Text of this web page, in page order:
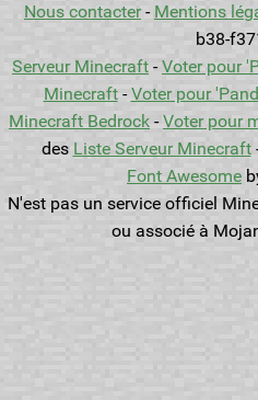
Nous contacter- Mentions
b38-
Serveur Minecraft -Voter pour
Minecraft-Voter pour
Minecraft Bedrock -Voter pour
des Liste Serveur Minecraft
Font Awesome
N'est pas un service officiel
ou associé à